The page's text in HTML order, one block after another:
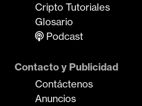
Cripto Tutoriales
Glosario
Podcast
Contacto y Publicidad
Contáctenos
Anuncios